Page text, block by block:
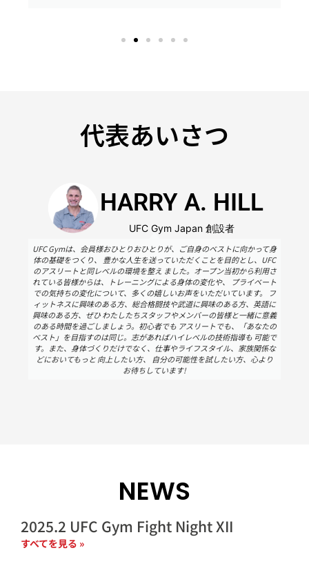
代表あいさつ
UFC Gymは、会員様おひとりおひとりが、ご自身のベストに向かって身
体の基礎をつくり、 豊かな人生を送っていただくことを目的とし、UFC
のアスリートと同レベルの環境を整え ました。オープン当初から利用さ
れている皆様からは、トレーニングによる身体の変化や、 プライベート
での気持ちの変化について、多くの嬉しいお声をいただいています。 フ
ィットネスに興味のある方、総合格闘技や武道に興味のある方、英語に
興味のある方、ぜひ わたしたちスタッフやメンバーの皆様と一緒に意義
のある時間を過ごしましょう。初心者でも アスリートでも、「あなたの
ベスト」を目指すのは同じ。志があればハイレベルの技術指導も 可能で
す。また、身体づくりだけでなく、仕事やライフスタイル、家族関係な
どにおいてもっと 向上したい方、 自分の可能性を試したい方、心より
お待ちしています!
HARRY A. HILL
UFC Gym Japan 創設者
NEWS
2025.2 UFC Gym Fight Night XII
すべてを見る »